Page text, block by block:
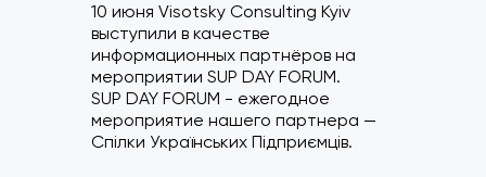
10 июня Visotsky Consulting Kyiv
выступили в качестве
информационных партнёров на
мероприятии SUP DAY FORUM.
SUP DAY FORUM - ежегодное
мероприятие нашего партнера —
Спілки Українських Підприємців.